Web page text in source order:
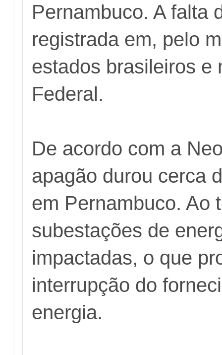
Pernambuco. A falta
registrada em, pelo
estados brasileiros e
Federal.
De acordo com a
apagão durou cerca
em Pernambuco. Ao
subestações de
impactadas, o que
interrupção do
energia.